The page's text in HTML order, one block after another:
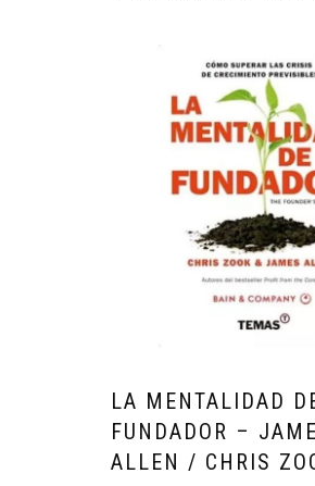
LA MENTALIDAD
FUNDADOR –
ALLEN / CHRIS